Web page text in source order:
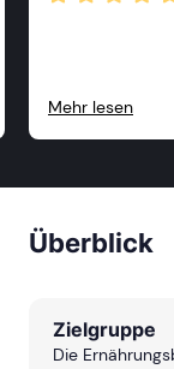
Mehr lesen
Überblick
Zielgruppe
Die